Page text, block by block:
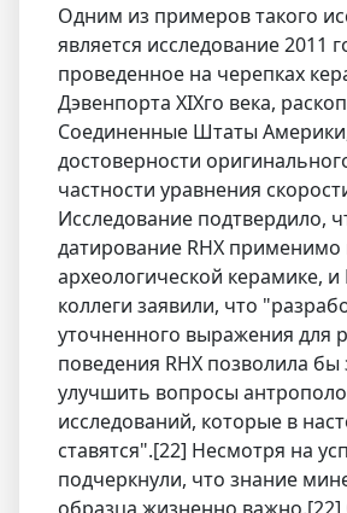
Одним из примеров такого
является исследование 2011
проведенное на черепках
Дэвенпорта XIXго века,
Соединенные Штаты
достоверности
частности уравнения
Исследование подтвердило,
датирование RHX применимо
археологической керамике, и
коллеги заявили, что
уточненного выражения для
поведения RHX позволила
улучшить вопросы
исследований, которые в
ставятся".[22] Несмотря на
подчеркнули, что знание
образца жизненно